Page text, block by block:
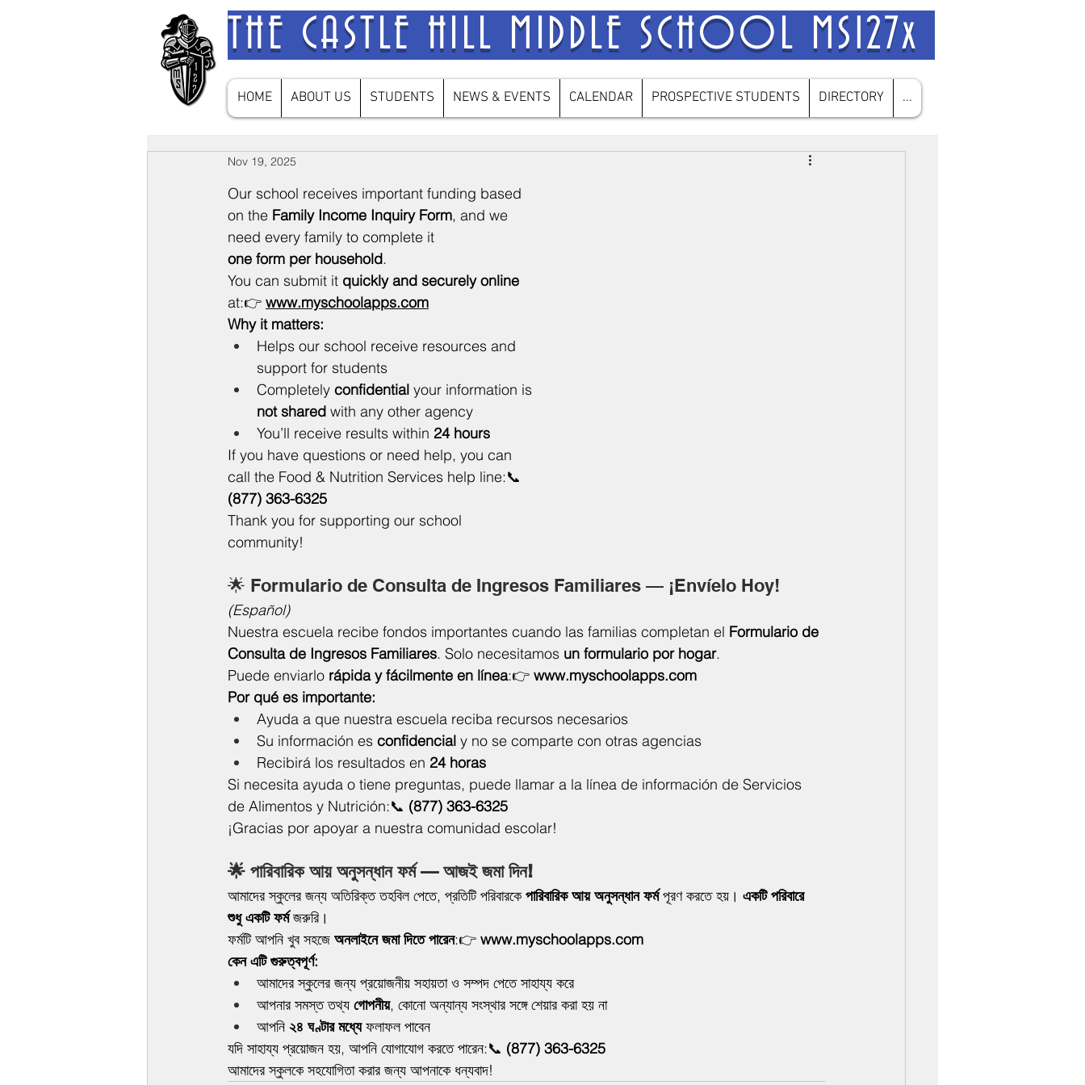
HOME ABOUT US STUDENTS NEWS & EVENTS CALENDAR PROSPECTIVE STUDENTS DIRECTORY ...
THE CASTLE HILL MIDDLE SCHOOL MS127x
Nov 19, 2025
Our school receives important funding based
on the Family Income Inquiry Form, and we
need every family to complete it
one form per household.
You can submit it quickly and securely online
at:👉 www.myschoolapps.com
Why it matters:
Helps our school receive resources and
support for students
Completely confidential your information is
not shared with any other agency
You’ll receive results within 24 hours
If you have questions or need help, you can
call the Food & Nutrition Services help line:📞
(877) 363-6325
Thank you for supporting our school
community!
🌟 Formulario de Consulta de Ingresos Familiares — ¡Envíelo Hoy!
(Español)
Nuestra escuela recibe fondos importantes cuando las familias completan el Formulario de
Consulta de Ingresos Familiares. Solo necesitamos un formulario por hogar.
Puede enviarlo rápida y fácilmente en línea:👉 www.myschoolapps.com
Por qué es importante:
Ayuda a que nuestra escuela reciba recursos necesarios
Su información es confidencial y no se comparte con otras agencias
Recibirá los resultados en 24 horas
Si necesita ayuda o tiene preguntas, puede llamar a la línea de información de Servicios
de Alimentos y Nutrición:📞 (877) 363-6325
¡Gracias por apoyar a nuestra comunidad escolar!
🌟 পারিবারিক আয় অনুসন্ধান ফর্ম — আজই জমা দিন!
আমাদের স্কুলের জন্য অতিরিক্ত তহবিল পেতে, প্রতিটি পরিবারকে পারিবারিক আয় অনুসন্ধান ফর্ম পূরণ করতে হয়। একটি পরিবারে
শুধু একটি ফর্ম জরুরি।
ফর্মটি আপনি খুব সহজে অনলাইনে জমা দিতে পারেন:👉 www.myschoolapps.com
কেন এটি গুরুত্বপূর্ণ:
আমাদের স্কুলের জন্য প্রয়োজনীয় সহায়তা ও সম্পদ পেতে সাহায্য করে
আপনার সমস্ত তথ্য গোপনীয়, কোনো অন্যান্য সংস্থার সঙ্গে শেয়ার করা হয় না
আপনি ২৪ ঘণ্টার মধ্যে ফলাফল পাবেন
যদি সাহায্য প্রয়োজন হয়, আপনি যোগাযোগ করতে পারেন:📞 (877) 363-6325
আমাদের স্কুলকে সহযোগিতা করার জন্য আপনাকে ধন্যবাদ!